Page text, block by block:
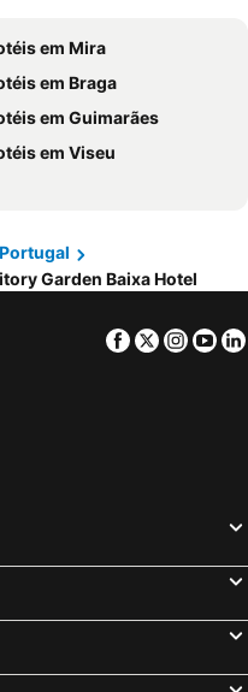
em Mira
em Braga
em Guimarães
em Viseu
Portugal
Garden Baixa Hotel
Facebook
Twitter